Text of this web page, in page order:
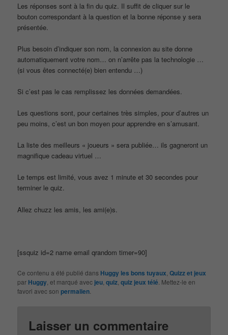
Les réponses sont à la fin du quiz. Il suffit de cliquer sur le
bouton correspondant à la question et la bonne réponse y sera
présentée.
Plus besoin d’indiquer son nom, la connexion au site donne
automatiquement votre nom… on n’arrête pas la technologie …
(si vous êtes connecté(e) bien entendu …)
Si c’est pas le cas remplissez les données demandées.
Les questions sont, pour certaines très simples, pour d’autres un
peu moins, c’est un bon moyen pour apprendre en s’amusant.
La liste des meilleurs « joueurs » sera publiée… ils gagneront un
magnifique cadeau virtuel …
Le temps est limité, vous avez 1 minute et 30 secondes pour
terminer le quiz.
Allez chuzz les amis, les ami(e)s.
[ssquiz id=2 name email qrandom timer=90]
Ce contenu a été publié dans Huggy les bons tuyaux ,Quizz et jeux
par Huggy , et marqué avec jeu ,quiz ,quiz jeux télé . Mettez-le en
favori avec sonpermalien
Laisser un commentaire